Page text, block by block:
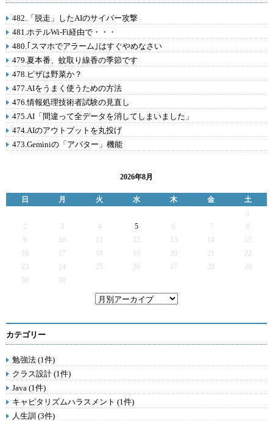
482.「脱走」したAIのサイバー攻撃
481.ホテルWi-Fi経由で・・・
480.｢スマホでアラーム｣はすぐやめなさい
479.夏本番、蚊取り線香の季節です
478.ピザは野菜か？
477.AIをうまく使うための方法
476.情報処理技術者試験の見直し
475.AI「間違って全データを消してしまいました」
474.AIのアウトプットを丸投げ
473.Geminiの「アバター」機能
2026年8月
日 月 火 水 木 金
土
2
3 4 5 6 7
9
12 13 14
15
16
17 19 20 21
22
23
24 25 26 27 28
29
30
31
カテゴリー
勉強法 (1件)
クラス設計 (1件)
Java (1件)
キャピタリズムハラスメント (1件)
人生訓 (3件)